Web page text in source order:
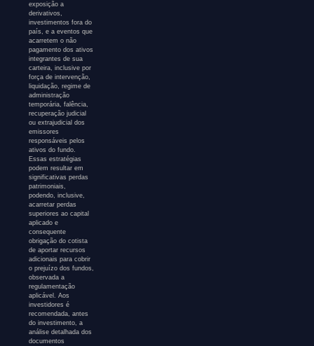
exposição a
derivativos,
investimentos fora do
país, e a eventos que
acarretem o não
pagamento dos ativos
integrantes de sua
carteira, inclusive por
força de intervenção,
liquidação, regime de
administração
temporária, falência,
recuperação judicial
ou extrajudicial dos
emissores
responsáveis pelos
ativos do fundo.
Essas estratégias
podem resultar em
significativas perdas
patrimoniais,
podendo, inclusive,
acarretar perdas
superiores ao capital
aplicado e
consequente
obrigação do cotista
de aportar recursos
adicionais para cobrir
o prejuízo dos fundos,
observada a
regulamentação
aplicável. Aos
investidores é
recomendada, antes
do investimento, a
análise detalhada dos
documentos